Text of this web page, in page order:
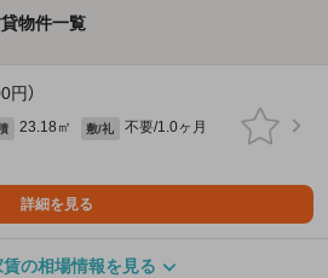
物件一覧
円）
23.18㎡ 敷/礼
不要/1.0ヶ月
詳細を見る
賃の相場情報を見る